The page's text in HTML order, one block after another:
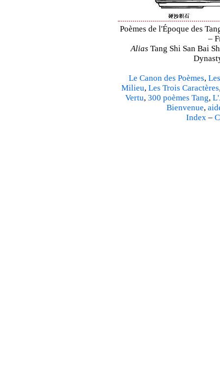
Poèmes de l'Époque des
–
Alias Tang Shi San Bai
Le Canon des Poèmes,
Milieu, Les Trois Caractères
Vertu, 300 poèmes Tang,
Bienvenue,
Index–